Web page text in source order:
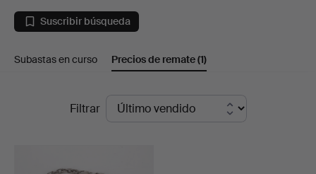
juegos
en
Kenneth
Suscribir búsqueda
Subastas en curso Precios de remate(1)
Filtrar